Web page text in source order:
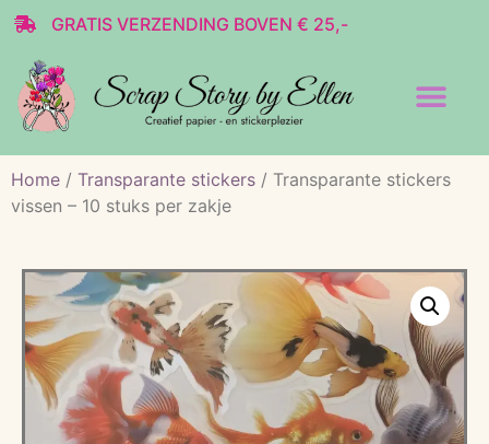
GRATIS VERZENDING BOVEN € 25,-
Home / Transparante stickers / Transparante stickers
vissen – 10 stuks per zakje